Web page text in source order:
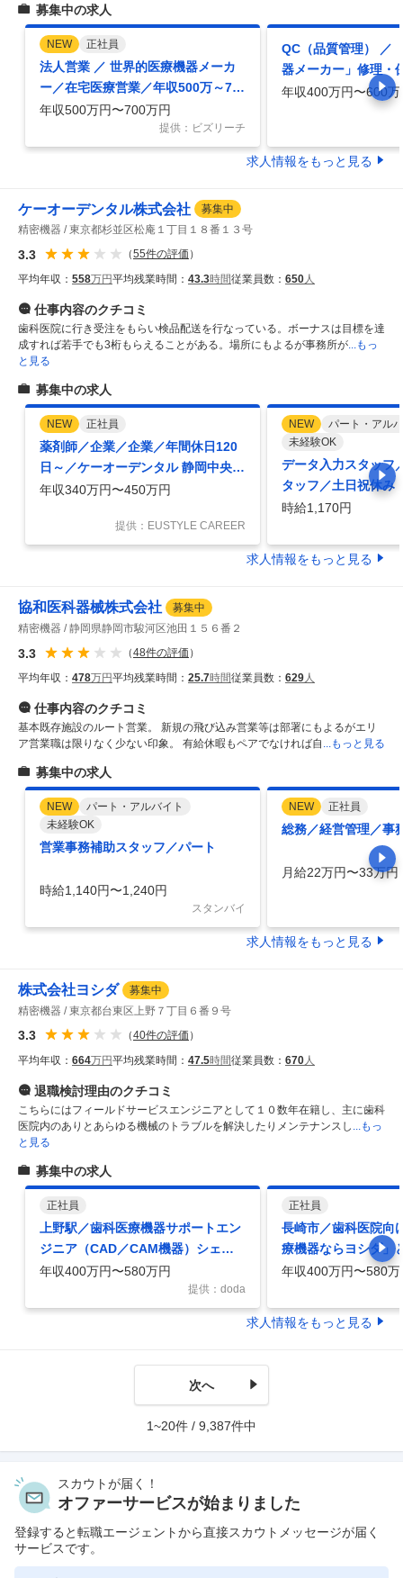
募集中の求人
NEW 正社員
法人営業 ／ 世界的医療機器メーカ
ー／在宅医療営業／年収500万～70
0万／異業界出身活躍
年収500万円〜700万円
提供：ビズリーチ
QC（品質管理） ／
器メーカー」修理・
品質管理
年収400万円〜600万
求人情報をもっと見る
ケーオーデンタル株式会社
募集中
精密機器
東京都杉並区松庵１丁目１８番１３号
3.3 （55件の評価 ）
平均年収： 558万円平均残業時間： 43.3時間従業員数： 650人
仕事内容のクチコミ
歯科医院に行き受注をもらい検品配送を行なっている。ボーナスは目標を達
成すれば若手でも3桁もらえることがある。場所にもよるが事務所が...もっ
と見る
募集中の求人
NEW 正社員
薬剤師／企業／企業／年間休日120
日～／ケーオーデンタル 静岡中央営
業所
年収340万円〜450万円
提供：EUSTYLE CAREER
NEW
パート・アル
未経験OK
データ入力スタッフ
タッフ／土日祝休み
日以上／歯科商社の
時給1,170円
求人情報をもっと見る
協和医科器械株式会社
募集中
精密機器
静岡県静岡市駿河区池田１５６番２
3.3 （48件の評価 ）
平均年収： 478万円平均残業時間： 25.7時間従業員数： 629人
仕事内容のクチコミ
基本既存施設のルート営業。 新規の飛び込み営業等は部署にもよるがエリ
ア営業職は限りなく少ない印象。 有給休暇もペアでなければ自 ...もっと見る
募集中の求人
NEW
パート・アルバイト
未経験OK
営業事務補助スタッフ／パート
時給1,140円〜1,240円
スタンバイ
NEW 正社員
総務／経営管理／事
月給22万円〜33万円
求人情報をもっと見る
株式会社ヨシダ
募集中
精密機器
東京都台東区上野７丁目６番９号
3.3 （40件の評価 ）
平均年収： 664万円平均残業時間： 47.5時間従業員数： 670人
退職検討理由のクチコミ
こちらにはフィールドサービスエンジニアとして１０数年在籍し、主に歯科
医院内のありとあらゆる機械のトラブルを解決したりメンテナンスし ...もっ
と見る
募集中の求人
正社員
上野駅／歯科医療機器サポートエン
ジニア（CAD／CAM機器）シェア
トップ級の安定性転勤無
年収400万円〜580万円
提供：doda
正社員
長崎市／歯科医院向
療機器ならヨシダ」
の知名度異業界歓迎
年収400万円〜580万
求人情報をもっと見る
次へ
1~20件 / 9,387件中
スカウトが届く！
オファーサービスが始まりました
登録すると転職エージェントから直接スカウトメッセージが届く
サービスです。